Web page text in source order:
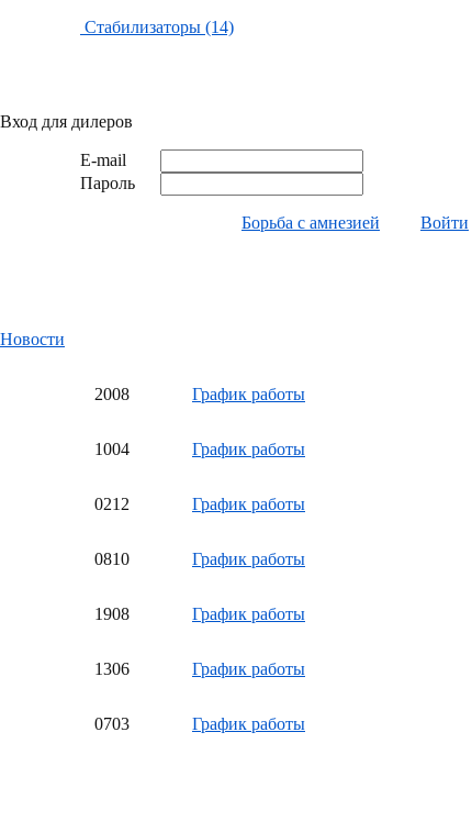
Стабилизаторы (14)
Вход для дилеров
E-mail
Пароль
Борьба с амнезией Войти
Новости
2008 График работы
1004 График работы
0212 График работы
0810 График работы
1908 График работы
1306 График работы
0703 График работы